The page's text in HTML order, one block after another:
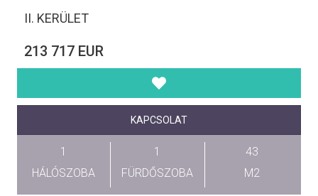
II. KERÜLET
213 717 EUR
KAPCSOLAT
1
HÁLÓSZOBA
1
FÜRDŐSZOBA
43
M2